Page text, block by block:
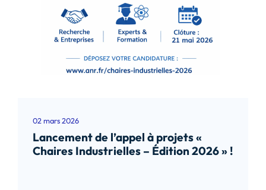
02 mars 2026
Lancement de l’appel à projets «
Chaires Industrielles – Édition 2026 » !